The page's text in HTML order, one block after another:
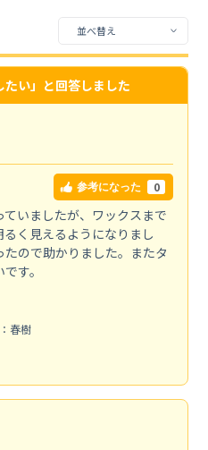
たい」と回答しました
参考になった 0
いましたが、ワックスまで
く見えるようになりまし
ので助かりました。またタ
す。
春樹